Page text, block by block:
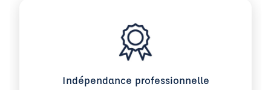
Indépendance professionnelle